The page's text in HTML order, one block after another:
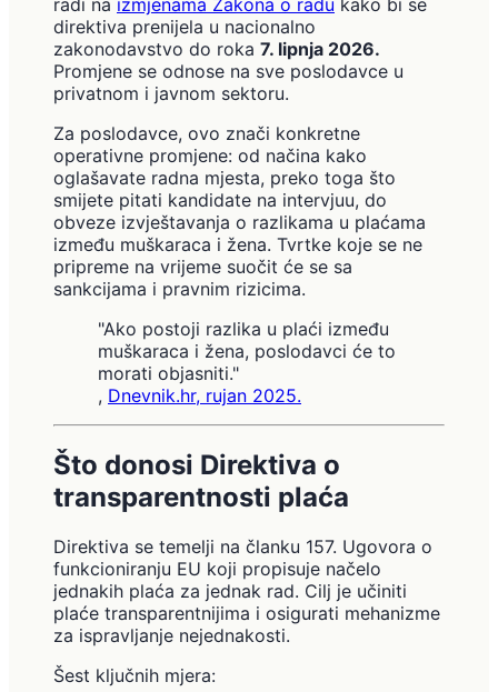
direktiva prenijela u nacionalno
zakonodavstvo do roka 7. lipnja 2026.
Promjene se odnose na sve poslodavce u
privatnom i javnom sektoru.
Za poslodavce, ovo znači konkretne
operativne promjene: od načina kako
oglašavate radna mjesta, preko toga što
smijete pitati kandidate na intervjuu, do
obveze izvještavanja o razlikama u plaćama
između muškaraca i žena. Tvrtke koje se ne
pripreme na vrijeme suočit će se sa
sankcijama i pravnim rizicima.
"Ako postoji razlika u plaći između
muškaraca i žena, poslodavci će to
morati objasniti."
, Dnevnik.hr, rujan 2025.
Što donosi Direktiva o
transparentnosti plaća
Direktiva se temelji na članku 157. Ugovora o
funkcioniranju EU koji propisuje načelo
jednakih plaća za jednak rad. Cilj je učiniti
plaće transparentnijima i osigurati mehanizme
za ispravljanje nejednakosti.
Šest ključnih mjera: